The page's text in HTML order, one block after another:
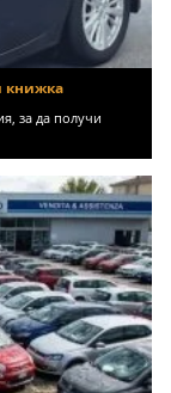
книжка
за да получи